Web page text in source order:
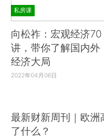
私房课
向松祚：宏观经济70
讲，带你了解国内外
经济大局
2022年04月06日
最新财新周刊｜欧洲
了什么？